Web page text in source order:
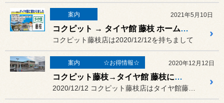
案内 2021年5月10日
コクピット → タイヤ館 藤枝 ホームページ移行のお知らせ
コクピット藤枝店は2020/12/12を持ちまして
案内 ☆お得情報☆ 2020年12月12日
コクピット藤枝→タイヤ館 藤枝に生まれ変わりました！